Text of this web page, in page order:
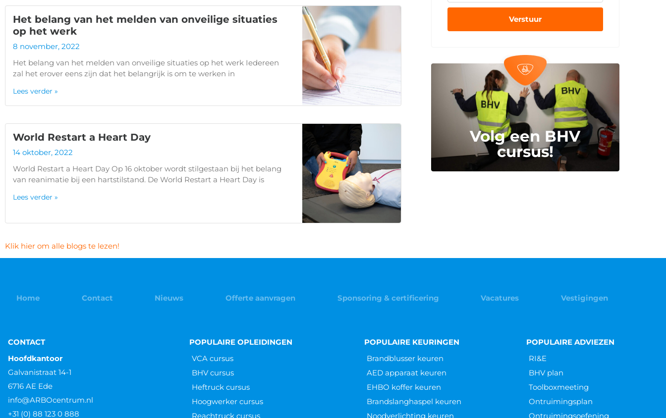
Het belang van het melden van onveilige situaties
op het werk
8 november, 2022
Het belang van het melden van onveilige situaties op het werk Iedereen
zal het erover eens zijn dat het belangrijk is om te werken in
Lees verder »
World Restart a Heart Day
14 oktober, 2022
World Restart a Heart Day Op 16 oktober wordt stilgestaan bij het belang
van reanimatie bij een hartstilstand. De World Restart a Heart Day is
Lees verder »
Klik hier om alle blogs te lezen!
Verstuur
Volg een BHV
cursus!
Home Contact Nieuws Offerte aanvragen Sponsoring & certificering Vacatures Vestigingen
CONTACT
Hoofdkantoor
Galvanistraat 14-1
6716 AE Ede
info@ARBOcentrum.nl
+31 (0) 88 123 0 888
POPULAIRE OPLEIDINGEN
VCA cursus
BHV cursus
Heftruck cursus
Hoogwerker cursus
Reachtruck cursus
POPULAIRE KEURINGEN
Brandblusser keuren
AED apparaat keuren
EHBO koffer keuren
Brandslanghaspel keuren
Noodverlichting keuren
POPULAIRE ADVIEZEN
RI&E
BHV plan
Toolboxmeeting
Ontruimingsplan
Ontruimingsoefening